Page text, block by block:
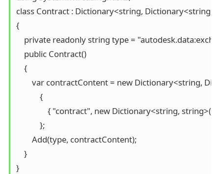
class Contract : Dictionary<string, Dictionary<string,
{
private readonly string type =
    public Contract()
    {
var contractContent = new Dictionary<string,
            {
                { "contract", new Dictionary<string, string>() }
            };
        Add(type, contractContent);
    }
}